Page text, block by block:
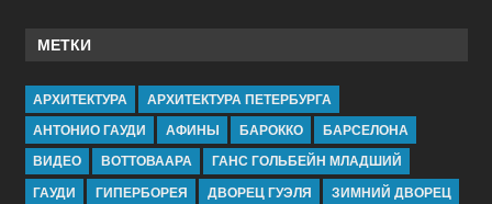
МЕТКИ
АРХИТЕКТУРА
АРХИТЕКТУРА ПЕТЕРБУРГА
АНТОНИО ГАУДИ
АФИНЫ БАРОККО
БАРСЕЛОНА
ВИДЕО
ВОТТОВААРА
ГАНС ГОЛЬБЕЙН МЛАДШИЙ
ГАУДИ
ГИПЕРБОРЕЯ ДВОРЕЦ ГУЭЛЯ
ЗИМНИЙ ДВОРЕЦ